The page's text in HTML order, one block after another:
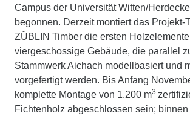
Campus der Universität Witten/
begonnen. Derzeit montiert das Projekt-
ZÜBLIN Timber die ersten
viergeschossige Gebäude, die parallel
Stammwerk Aichach modellbasiert und
vorgefertigt werden. Bis Anfang
komplette Montage von 1.200 m3
Fichtenholz abgeschlossen sein; binnen